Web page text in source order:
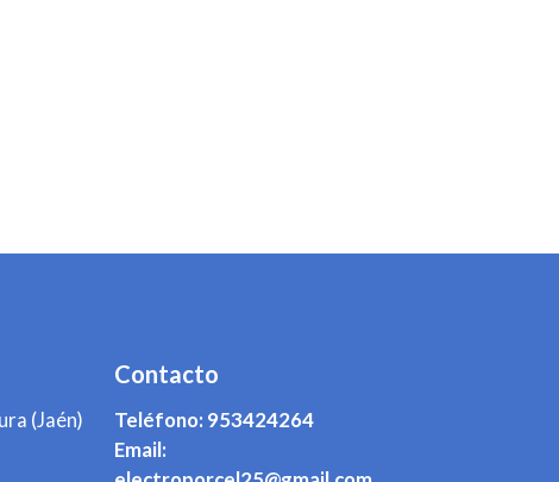
(Jaén)
Contacto
Teléfono: 953424264
Email: